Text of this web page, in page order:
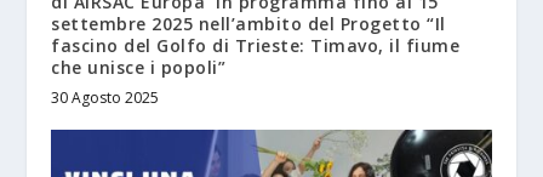
settembre 2025 nell’ambito del Progetto “Il
fascino del Golfo di Trieste: Timavo, il fiume
che unisce i popoli”
30 Agosto 2025